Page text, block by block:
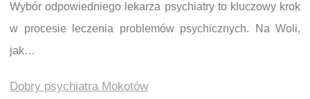
Wybór odpowiedniego lekarza psychiatry to kluczowy krok
w procesie leczenia problemów psychicznych. Na Woli,
jak…
Dobry psychiatra Mokotów